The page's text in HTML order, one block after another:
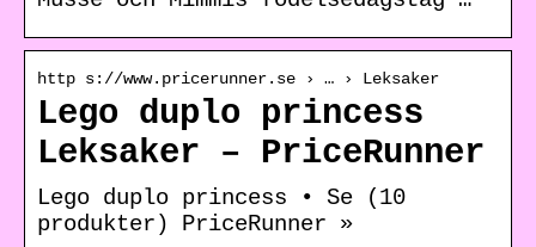
http s://www.pricerunner.se › … › Leksaker
Lego duplo princess
Leksaker – PriceRunner
Lego duplo princess • Se (10
produkter) PriceRunner »